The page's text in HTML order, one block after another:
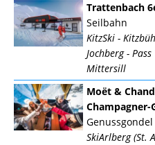
Trattenbach
Seilbahn
KitzSki -
Jochberg -
Mittersill
Moët &
Champagner-
Genussgondel
SkiArlberg (St.